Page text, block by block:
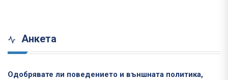
Анкета
Одобрявате ли поведението и външната политика,